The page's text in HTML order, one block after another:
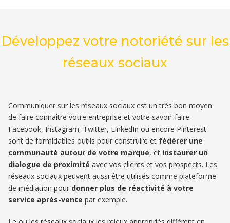
Développez votre notoriété sur les
réseaux sociaux
Communiquer sur les réseaux sociaux est un très bon moyen
de faire connaître votre entreprise et votre savoir-faire.
Facebook, Instagram, Twitter, LinkedIn ou encore Pinterest
sont de formidables outils pour construire et fédérer une
communauté autour de votre marque, et instaurer un
dialogue de proximité avec vos clients et vos prospects. Les
réseaux sociaux peuvent aussi être utilisés comme plateforme
de médiation pour donner plus de réactivité à votre
service après-vente par exemple.